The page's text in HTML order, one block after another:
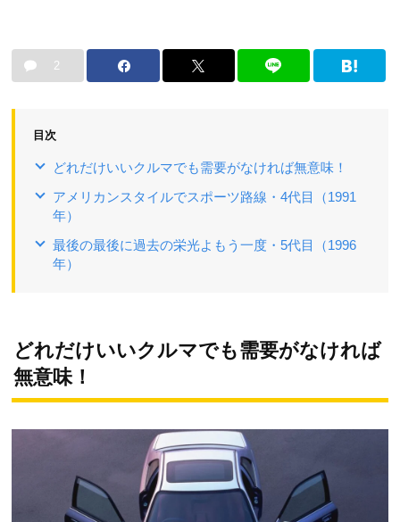
2
目次
どれだけいいクルマでも需要がなければ無意味！
アメリカンスタイルでスポーツ路線・4代目（1991
年）
最後の最後に過去の栄光よもう一度・5代目（1996
年）
どれだけいいクルマでも需要がなければ
無意味！